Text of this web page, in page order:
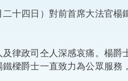
Tiếng Việt
四日）對前首席大法官楊
政司仝人深感哀痛。楊爵
樑爵士一直致力為公眾服